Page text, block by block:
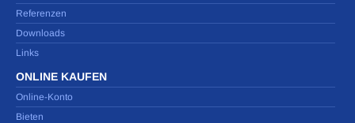
Referenzen
Downloads
Links
ONLINE KAUFEN
Online-Konto
Bieten